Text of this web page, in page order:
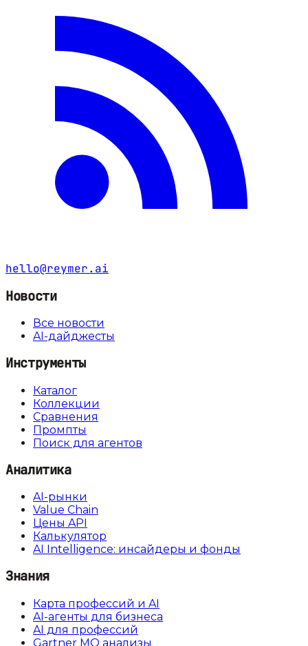
hello@reymer.ai
Новости
Все новости
AI-дайджесты
Инструменты
Каталог
Коллекции
Сравнения
Промпты
Поиск для агентов
Аналитика
AI-рынки
Value Chain
Цены API
Калькулятор
AI Intelligence: инсайдеры и фонды
Знания
Карта профессий и AI
AI-агенты для бизнеса
AI для профессий
Gartner MQ анализы